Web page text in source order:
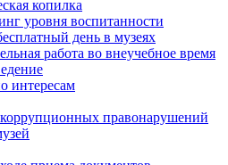
копилка
уровня воспитанности
день в музеях
работа во внеучебное время
интересам
правонарушений